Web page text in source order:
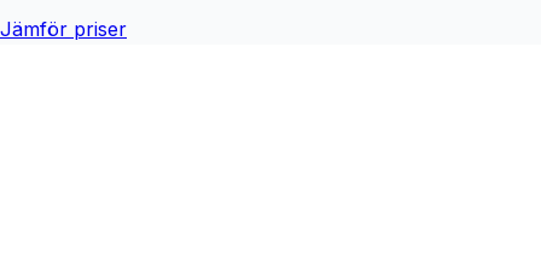
Jämför priser